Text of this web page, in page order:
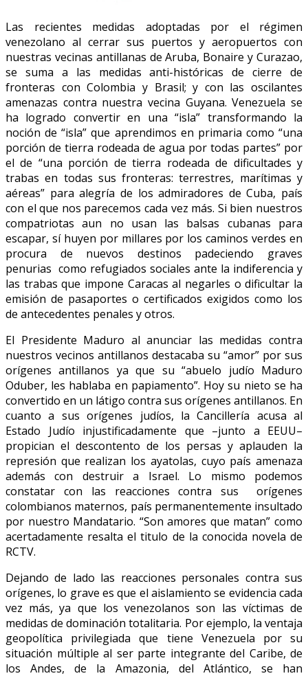
Las recientes medidas adoptadas por el régimen
venezolano al cerrar sus puertos y aeropuertos con
nuestras vecinas antillanas de Aruba, Bonaire y Curazao,
se suma a las medidas anti-históricas de cierre de
fronteras con Colombia y Brasil; y con las oscilantes
amenazas contra nuestra vecina Guyana. Venezuela se
ha logrado convertir en una “isla” transformando la
noción de “isla” que aprendimos en primaria como “una
porción de tierra rodeada de agua por todas partes” por
el de “una porción de tierra rodeada de dificultades y
trabas en todas sus fronteras: terrestres, marítimas y
aéreas” para alegría de los admiradores de Cuba, país
con el que nos parecemos cada vez más. Si bien nuestros
compatriotas aun no usan las balsas cubanas para
escapar, sí huyen por millares por los caminos verdes en
procura de nuevos destinos padeciendo graves
penurias como refugiados sociales ante la indiferencia y
las trabas que impone Caracas al negarles o dificultar la
emisión de pasaportes o certificados exigidos como los
de antecedentes penales y otros.
El Presidente Maduro al anunciar las medidas contra
nuestros vecinos antillanos destacaba su “amor” por sus
orígenes antillanos ya que su “abuelo judío Maduro
Oduber, les hablaba en papiamento”. Hoy su nieto se ha
convertido en un látigo contra sus orígenes antillanos. En
cuanto a sus orígenes judíos, la Cancillería acusa al
Estado Judío injustificadamente que –junto a EEUU–
propician el descontento de los persas y aplauden la
represión que realizan los ayatolas, cuyo país amenaza
además con destruir a Israel. Lo mismo podemos
constatar con las reacciones contra sus orígenes
colombianos maternos, país permanentemente insultado
por nuestro Mandatario. “Son amores que matan” como
acertadamente resalta el titulo de la conocida novela de
RCTV.
Dejando de lado las reacciones personales contra sus
orígenes, lo grave es que el aislamiento se evidencia cada
vez más, ya que los venezolanos son las víctimas de
medidas de dominación totalitaria. Por ejemplo, la ventaja
geopolítica privilegiada que tiene Venezuela por su
situación múltiple al ser parte integrante del Caribe, de
los Andes, de la Amazonia, del Atlántico, se han